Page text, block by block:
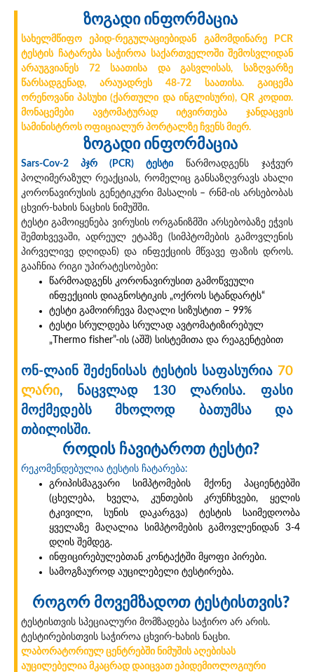
ზოგადი ინფორმაცია
სახელმწიფო ეპიდ-რეგულაციებიდან გამომდინარე PCR
ტესტის ჩატარება საჭიროა საქართველოში შემოსვლიდან
არაუგვიანეს 72 საათისა და გასვლისას, საზღვარზე
წარსადგენად, არაუადრეს 48-72 საათისა. გაიცემა
ორენოვანი პასუხი (ქართული და ინგლისური), QR კოდით.
მონაცემები ავტომატურად იტვირთება ჯანდაცვის
სამინისტროს ოფიციალურ პორტალზე ჩვენს მიერ.
ზოგადი ინფორმაცია
Sars-Cov-2 პჯრ (PCR) ტესტი წარმოადგენს ჯაჭვურ
პოლიმერაზულ რეაქციას, რომელიც განსაზღვრავს ახალი
კორონავირუსის გენეტიკური მასალის – რნმ-ის არსებობას
ცხვირ-ხახის ნაცხის ნიმუშში.
ტესტი გამოიყენება ვირუსის ორგანიზმში არსებობაზე ეჭვის
შემთხვევაში, ადრეულ ეტაპზე (სიმპტომების გამოვლენის
პირველივე დღიდან) და ინფექციის მწვავე ფაზის დროს.
გააჩნია რიგი უპირატესობები:
წარმოადგენს კორონავირუსით გამოწვეული
ინფექციის დიაგნოსტიკის „ოქროს სტანდარტს“
ტესტი გამოირჩევა მაღალი სიზუსტით – 99%
ტესტი სრულდება სრულად ავტომატიზირებულ
„Thermo fisher”-ის (აშშ) სისტემითა და რეაგენტებით
ონ-ლაინ შეძენისას ტესტის საფასურია 70
ლარი, ნაცვლად 130 ლარისა. ფასი
მოქმედებს მხოლოდ ბათუმსა და
თბილისში.
როდის ჩავიტაროთ ტესტი?
რეკომენდებულია ტესტის ჩატარება:
გრიპისმაგვარი სიმპტომების მქონე პაციენტებში
(ცხელება, ხველა, კუნთების კრუნჩხვები, ყელის
ტკივილი, სუნის დაკარგვა) ტესტის საიმედოობა
ყველაზე მაღალია სიმპტომების გამოვლენიდან 3-4
დღის შემდეგ.
ინფიცირებულებთან კონტაქტში მყოფი პირები.
სამოგზაუროდ აუცილებელი ტესტირება.
როგორ მოვემზადოთ ტესტისთვის?
ტესტისთვის სპეციალური მომზადება საჭირო არ არის.
ტესტირებისთვის საჭიროა ცხვირ-ხახის ნაცხი.
ლაბორატორიულ ცენტრებში ნიმუშის აღებისას
აუცილებელია მკაცრად დაიცვათ ეპიდემიოლოგიური